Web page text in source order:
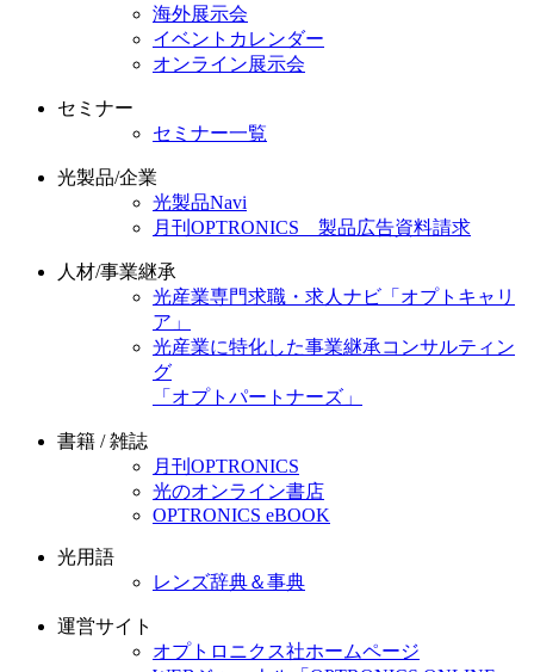
海外展示会
イベントカレンダー
オンライン展示会
セミナー
セミナー一覧
光製品/企業
光製品Navi
月刊OPTRONICS 製品広告資料請求
人材/事業継承
光産業専門求職・求人ナビ「オプトキャリ
ア」
光産業に特化した事業継承コンサルティン
グ
「オプトパートナーズ」
書籍 / 雑誌
月刊OPTRONICS
光のオンライン書店
OPTRONICS eBOOK
光用語
レンズ辞典＆事典
運営サイト
オプトロニクス社ホームページ